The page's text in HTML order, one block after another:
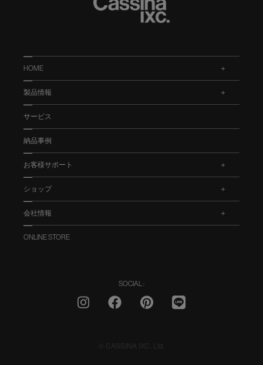
HOME
製品情報
サービス
納品事例
お客様サポート
ショップ
会社情報
ONLINE STORE
SOCIAL :
© CASSINA IXC. Ltd.